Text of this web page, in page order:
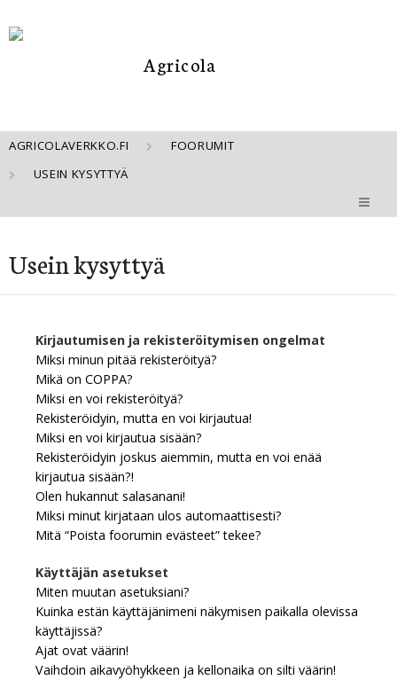
AGRICOLAVERKKO.FI
FOORUMIT
USEIN KYSYTTYÄ
Usein kysyttyä
Kirjautumisen ja rekisteröitymisen ongelmat
Miksi minun pitää rekisteröityä?
Mikä on COPPA?
Miksi en voi rekisteröityä?
Rekisteröidyin, mutta en voi kirjautua!
Miksi en voi kirjautua sisään?
Rekisteröidyin joskus aiemmin, mutta en voi enää
kirjautua sisään?!
Olen hukannut salasanani!
Miksi minut kirjataan ulos automaattisesti?
Mitä “Poista foorumin evästeet” tekee?
Käyttäjän asetukset
Miten muutan asetuksiani?
Kuinka estän käyttäjänimeni näkymisen paikalla olevissa
käyttäjissä?
Ajat ovat väärin!
Vaihdoin aikavyöhykkeen ja kellonaika on silti väärin!